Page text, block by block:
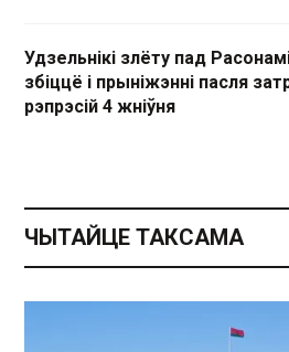
Удзельнікі злёту пад
збіццё і прыніжэнні пасля
рэпрэсій 4 жніўня
ЧЫТАЙЦЕ ТАКСАМА